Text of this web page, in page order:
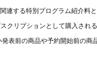
連する特別プログラム紹介料
クリプションとして購入され
表前の商品や予約開始前の商